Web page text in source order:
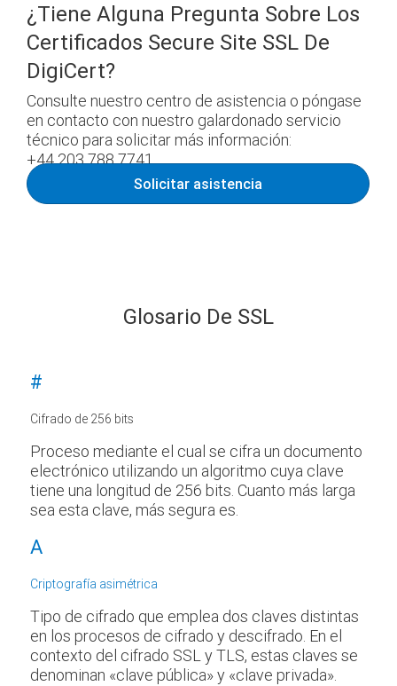
¿Tiene Alguna Pregunta Sobre Los
Certificados Secure Site SSL De
DigiCert?
Consulte nuestro centro de asistencia o póngase
en contacto con nuestro galardonado servicio
técnico para solicitar más información:
+44 203 788 7741
Solicitar asistencia
Glosario De SSL
#
Cifrado de 256 bits
Proceso mediante el cual se cifra un documento
electrónico utilizando un algoritmo cuya clave
tiene una longitud de 256 bits. Cuanto más larga
sea esta clave, más segura es.
A
Criptografía asimétrica
Tipo de cifrado que emplea dos claves distintas
en los procesos de cifrado y descifrado. En el
contexto del cifrado SSL y TLS, estas claves se
denominan «clave pública» y «clave privada».